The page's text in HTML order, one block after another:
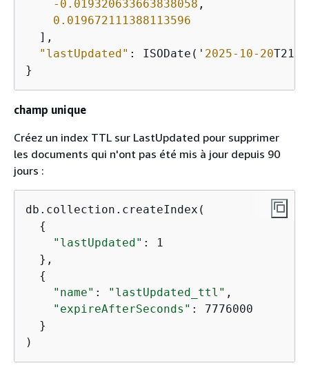
-0.019320633663838058 ,
0.019672111388113596
  ],
"lastUpdated" : ISODate(' 2025-10-20T21:
}
champ unique
Créez un index TTL sur LastUpdated pour supprimer
les documents qui n'ont pas été mis à jour depuis 90
jours :
db.collection.createIndex(
{
"lastUpdated" : 1
  },
{
"name" : "lastUpdated_ttl" ,
"expireAfterSeconds" : 7776000
  }
)